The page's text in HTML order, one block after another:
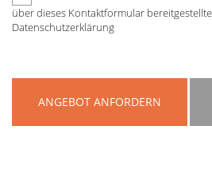
über dieses Kontaktformular
Datenschutzerklärung
ANGEBOT ANFORDERN